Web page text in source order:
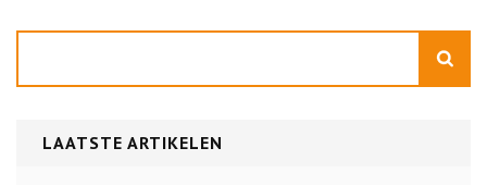
LAATSTE ARTIKELEN